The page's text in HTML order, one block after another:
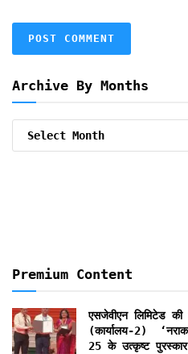
Archive By Months
Archive
Premium Content
एसजेवीएन लिमिटेड की
(कार्यालय-2)
25 के उत्कृष्ट